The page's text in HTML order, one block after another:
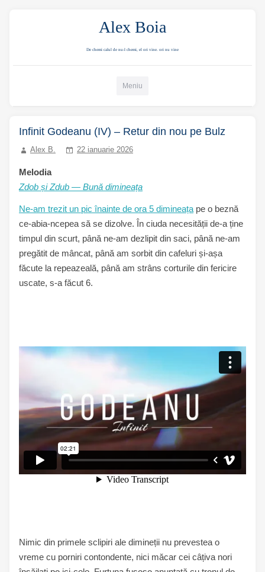
Alex Boia
De chemi calul de nu-l chemi, el ori vine. ori nu vine
Meniu
Infinit Godeanu (IV) – Retur din nou pe Bulz
Alex B. 22 ianuarie 2026
Melodia
Zdob și Zdub — Bună dimineața
Ne-am trezit un pic înainte de ora 5 dimineața pe o beznă
ce-abia-ncepea să se dizolve. În ciuda necesității de-a ține
timpul din scurt, până ne-am dezlipit din saci, până ne-am
pregătit de mâncat, până am sorbit din cafeluri și-așa
făcute la repeazeală, până am strâns corturile din fericire
uscate, s-a făcut 6.
Nimic din primele sclipiri ale dimineții nu prevestea o
vreme cu porniri contondente, nici măcar cei câțiva nori